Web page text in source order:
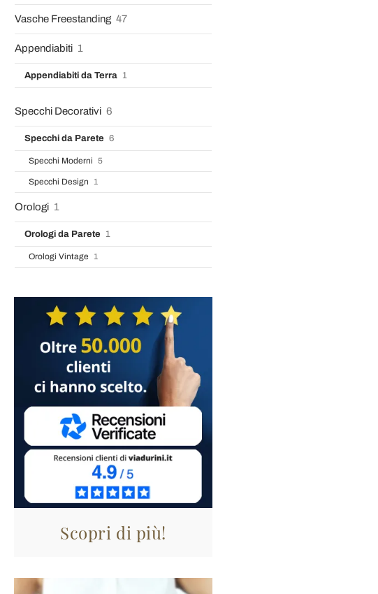
Vasche Freestanding 47
Appendiabiti 1
Appendiabiti da Terra 1
Specchi Decorativi 6
Specchi da Parete 6
Specchi Moderni 5
Specchi Design 1
Orologi 1
Orologi da Parete 1
Orologi Vintage 1
Scopri di più!